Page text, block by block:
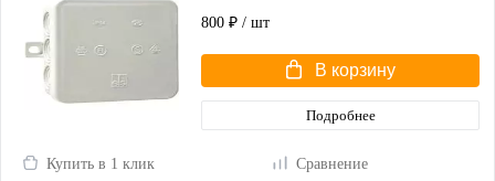
800 ₽ / шт
В корзину
Подробнее
Купить в 1 клик Сравнение